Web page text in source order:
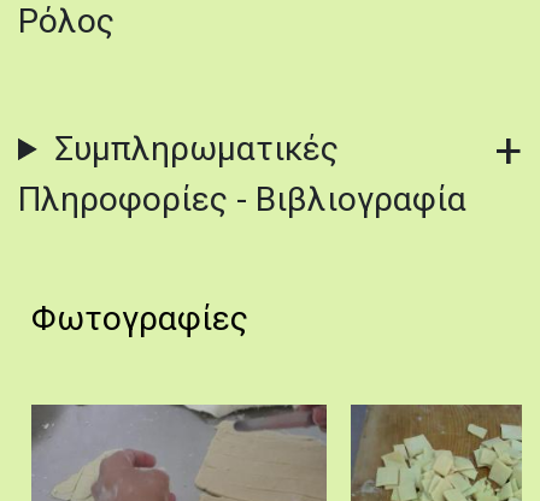
Ρόλος
Συμπληρωματικές
Πληροφορίες - Βιβλιογραφία
Φωτογραφίες